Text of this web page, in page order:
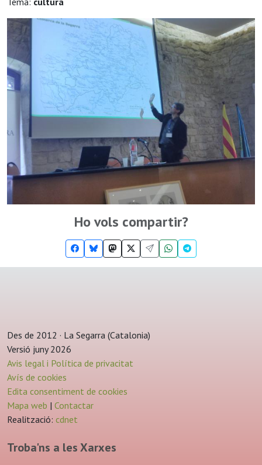
Ho vols compartir?
Des de 2012 · La Segarra (Catalonia)
Versió juny 2026
Avis legal i Política de privacitat
Avís de cookies
Edita consentiment de cookies
Mapa web | Contactar
Realització: cdnet
Troba'ns a les Xarxes